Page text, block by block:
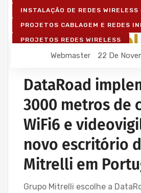
INSTALAÇÃO DE REDES WIRELESS
PROJETOS CABLAGEM E REDES
PROJETOS REDES WIRELESS
REDE ESTRUTURADA
Webmaster 22 De
DataRoad
3000 metros de
WiFi6 e
novo escritório
Mitrelli em
Grupo Mitrelli escolhe a